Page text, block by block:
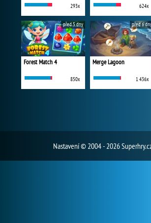
293x 624x
Forest Match 4
850x
před 5 dny
Merge Lagoon
1 436x
před 6
Nastavení© 2004 - 2026